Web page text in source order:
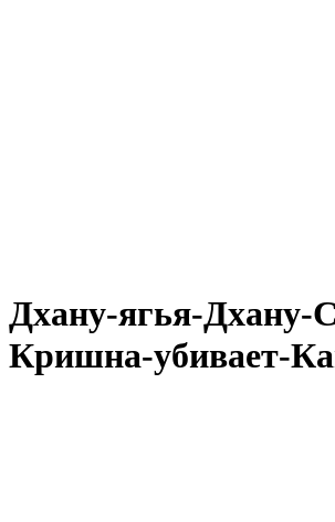
Дхану-ягья-Дхану-
Кришна-убивает-